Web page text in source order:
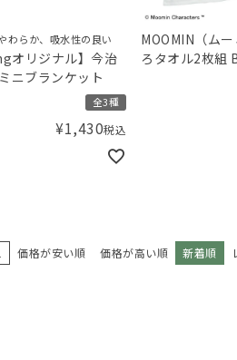
わらか、吸水性の良い
オリジナル】今治
ニブランケット
全3種
¥1,430税込
MOOMIN（ム
ろタオル2枚組
価格が安い順 価格が高い順 新着順